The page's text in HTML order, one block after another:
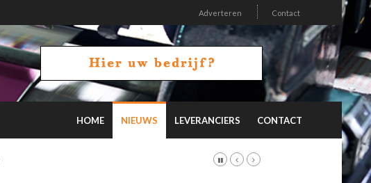
Adverteren Contact
HOME NIEUWS LEVERANCIERS CONTACT